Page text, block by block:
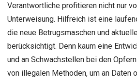
Verantwortliche profitieren nicht nur
Unterweisung. Hilfreich ist eine
die neue Betrugsmaschen und
berücksichtigt. Denn kaum eine
und an Schwachstellen bei den
von illegalen Methoden, um an Daten